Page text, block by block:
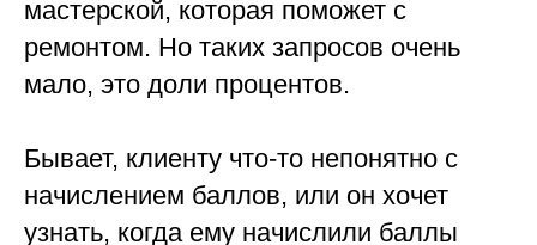
мастерской, которая поможет с
ремонтом. Но таких запросов очень
мало, это доли процентов.
Бывает, клиенту что-то непонятно с
начислением баллов, или он хочет
узнать, когда ему начислили баллы